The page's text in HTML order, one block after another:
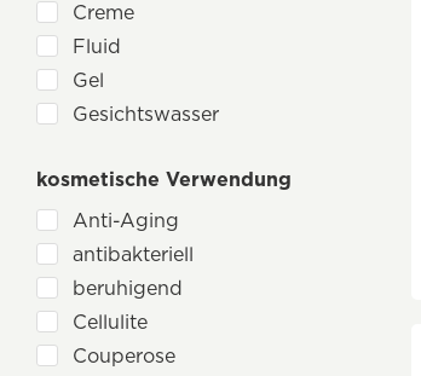
Schwarzkümmel
Sheabutter (Karité)
Silber
Teebaum
Tonerde
Urea
Veilchen
Vitamin E
Weihrauch
Zink
Creme
Fluid
Gel
Gesichtswasser
Paste
Pulver
Roll-On
Salbe
Spray
Öl
kosmetische Verwendung
Anti-Aging
antibakteriell
beruhigend
Cellulite
Couperose